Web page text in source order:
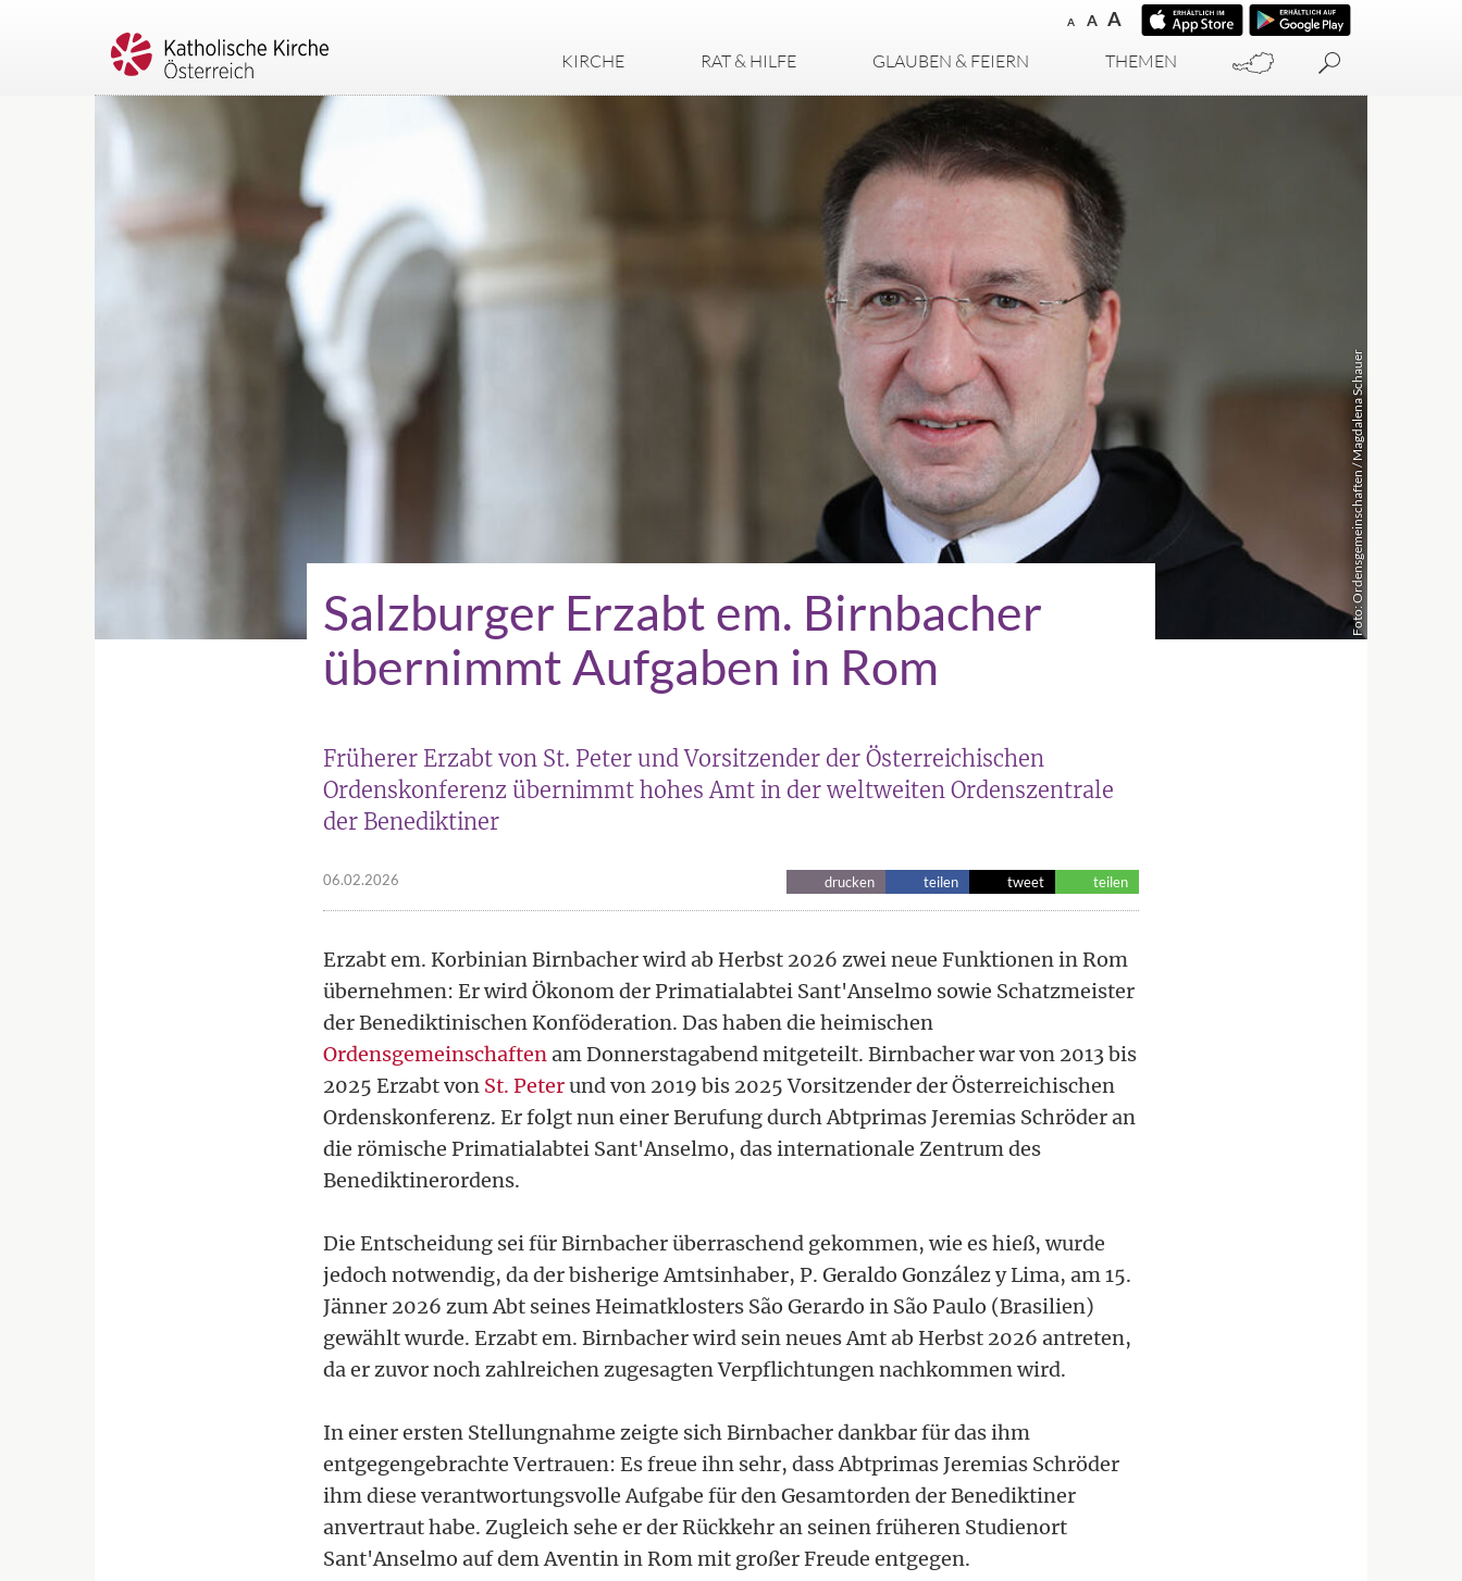
A A A
KIRCHE RAT & HILFE GLAUBEN & FEIERN THEMEN
Foto: Ordensge­­­meinschaften / Magdalena Schauer
Salzburger Erzabt em. Birnbacher
übernimmt Aufgaben in Rom
Früherer Erzabt von St. Peter und Vorsitzender der Österreichischen
Ordenskonferenz übernimmt hohes Amt in der weltweiten Ordenszentrale
der Benediktiner
06.02.2026 drucken teilen tweet teilen
Erzabt em. Korbinian Birnbacher wird ab Herbst 2026 zwei neue Funktionen in Rom
übernehmen: Er wird Ökonom der Primatialabtei Sant'Anselmo sowie Schatzmeister
der Benediktinischen Konföderation. Das haben die heimischen
Ordensgemeinschaftenam Donnerstagabend mitgeteilt. Birnbacher war von 2013 bis
2025 Erzabt von St. Peterund von 2019 bis 2025 Vorsitzender der Österreichischen
Ordenskonferenz. Er folgt nun einer Berufung durch Abtprimas Jeremias Schröder an
die römische Primatialabtei Sant'Anselmo, das internationale Zentrum des
Benediktinerordens.
Die Entscheidung sei für Birnbacher überraschend gekommen, wie es hieß, wurde
jedoch notwendig, da der bisherige Amtsinhaber, P. Geraldo González y Lima, am 15.
Jänner 2026 zum Abt seines Heimatklosters São Gerardo in São Paulo (Brasilien)
gewählt wurde. Erzabt em. Birnbacher wird sein neues Amt ab Herbst 2026 antreten,
da er zuvor noch zahlreichen zugesagten Verpflichtungen nachkommen wird.
In einer ersten Stellungnahme zeigte sich Birnbacher dankbar für das ihm
entgegengebrachte Vertrauen: Es freue ihn sehr, dass Abtprimas Jeremias Schröder
ihm diese verantwortungsvolle Aufgabe für den Gesamtorden der Benediktiner
anvertraut habe. Zugleich sehe er der Rückkehr an seinen früheren Studienort
Sant'Anselmo auf dem Aventin in Rom mit großer Freude entgegen.